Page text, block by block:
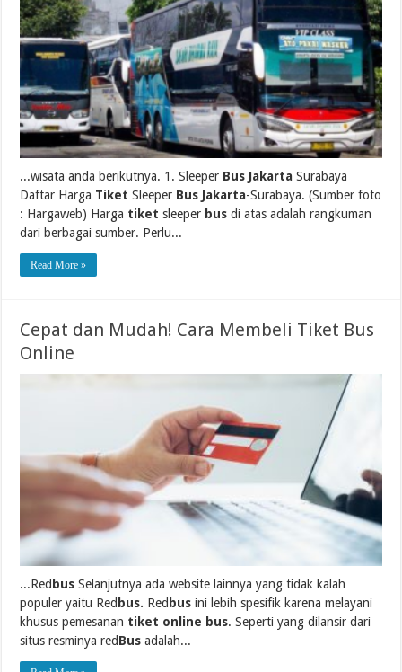
...wisata anda berikutnya. 1. Sleeper Bus Jakarta Surabaya
Daftar Harga Tiket Sleeper Bus Jakarta-Surabaya. (Sumber foto
: Hargaweb) Harga tiket sleeper bus di atas adalah rangkuman
dari berbagai sumber. Perlu...
Read More »
Cepat dan Mudah! Cara Membeli Tiket Bus
Online
...Red bus Selanjutnya ada website lainnya yang tidak kalah
populer yaitu Red bus. Red bus ini lebih spesifik karena melayani
khusus pemesanan tiket online bus. Seperti yang dilansir dari
situs resminya redBus adalah...